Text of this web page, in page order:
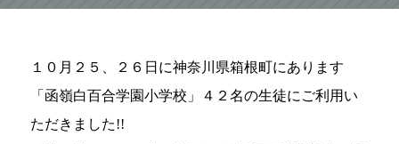
１０月２５、２６日に神奈川県箱根町にあります
「函嶺白百合学園小学校」４２名の生徒にご利用い
ただきました!!